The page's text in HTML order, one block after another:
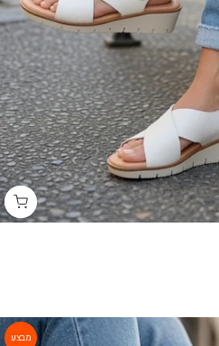
מבצע